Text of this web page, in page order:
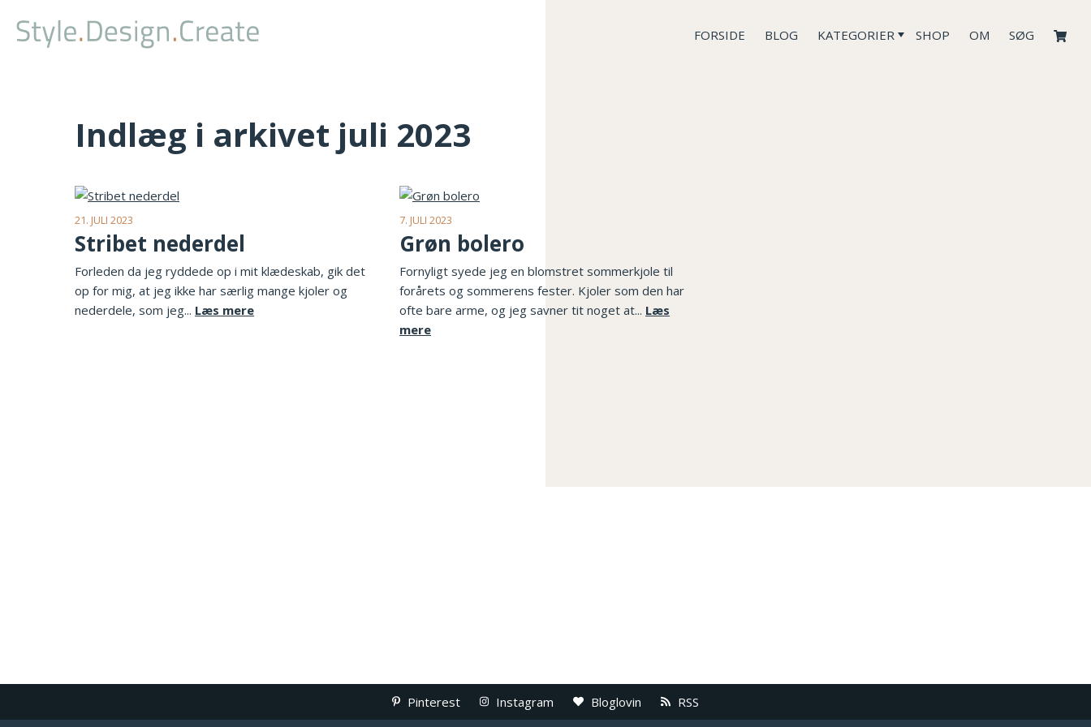
FORSIDE BLOG KATEGORIER SHOP OM SØG
Indlæg i arkivet juli 2023
21. JULI 2023
Stribet nederdel
Forleden da jeg ryddede op i mit klædeskab, gik det
op for mig, at jeg ikke har særlig mange kjoler og
nederdele, som jeg... Læs mere
7. JULI 2023
Grøn bolero
Fornyligt syede jeg en blomstret sommerkjole til
forårets og sommerens fester. Kjoler som den har
ofte bare arme, og jeg savner tit noget at... Læs
mere
Pinterest Instagram Bloglovin RSS